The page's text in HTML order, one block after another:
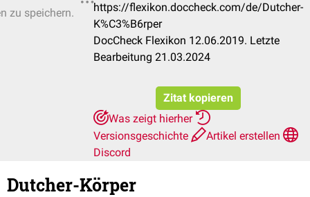
zu speichern.
https://flexikon.doccheck.com/de/Dutcher-
K%C3%B6rper
DocCheck Flexikon 12.06.2019. Letzte
Bearbeitung 21.03.2024
Zitat kopieren
Was zeigt hierher
Versionsgeschichte
Artikel erstellen
Discord
Dutcher-Körper